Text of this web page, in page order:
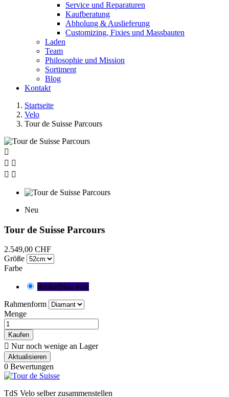
Service und Reparaturen
Kaufberatung
Abholung & Auslieferung
Customizing, Fixies und Massbauten
Laden
Team
Philosophie und Mission
Sortiment
Blog
Kontakt
Startseite
Velo
Tour de Suisse Parcours

 
 
Neu
Tour de Suisse Parcours
2.549,00 CHF
Größe
Farbe
dunkelblau matt
Rahmenform
Menge
Kaufen
 Nur noch wenige an Lager
0 Bewertungen
TdS Velo selber zusammenstellen